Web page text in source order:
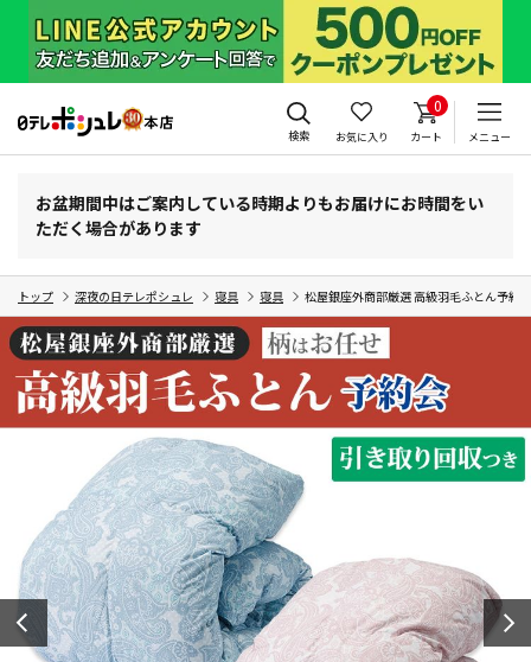
検索 お気に入り
0
カート メニュー
お盆期間中はご案内している時期よりもお届けにお時間をい
ただく場合があります
トップ 深夜の日テレポシュレ 寝具 寝具 松屋銀座外商部厳選 高級羽毛ふとん予約